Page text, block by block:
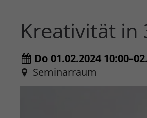
Kreativität in
Do 01.02.2024
Seminarraum